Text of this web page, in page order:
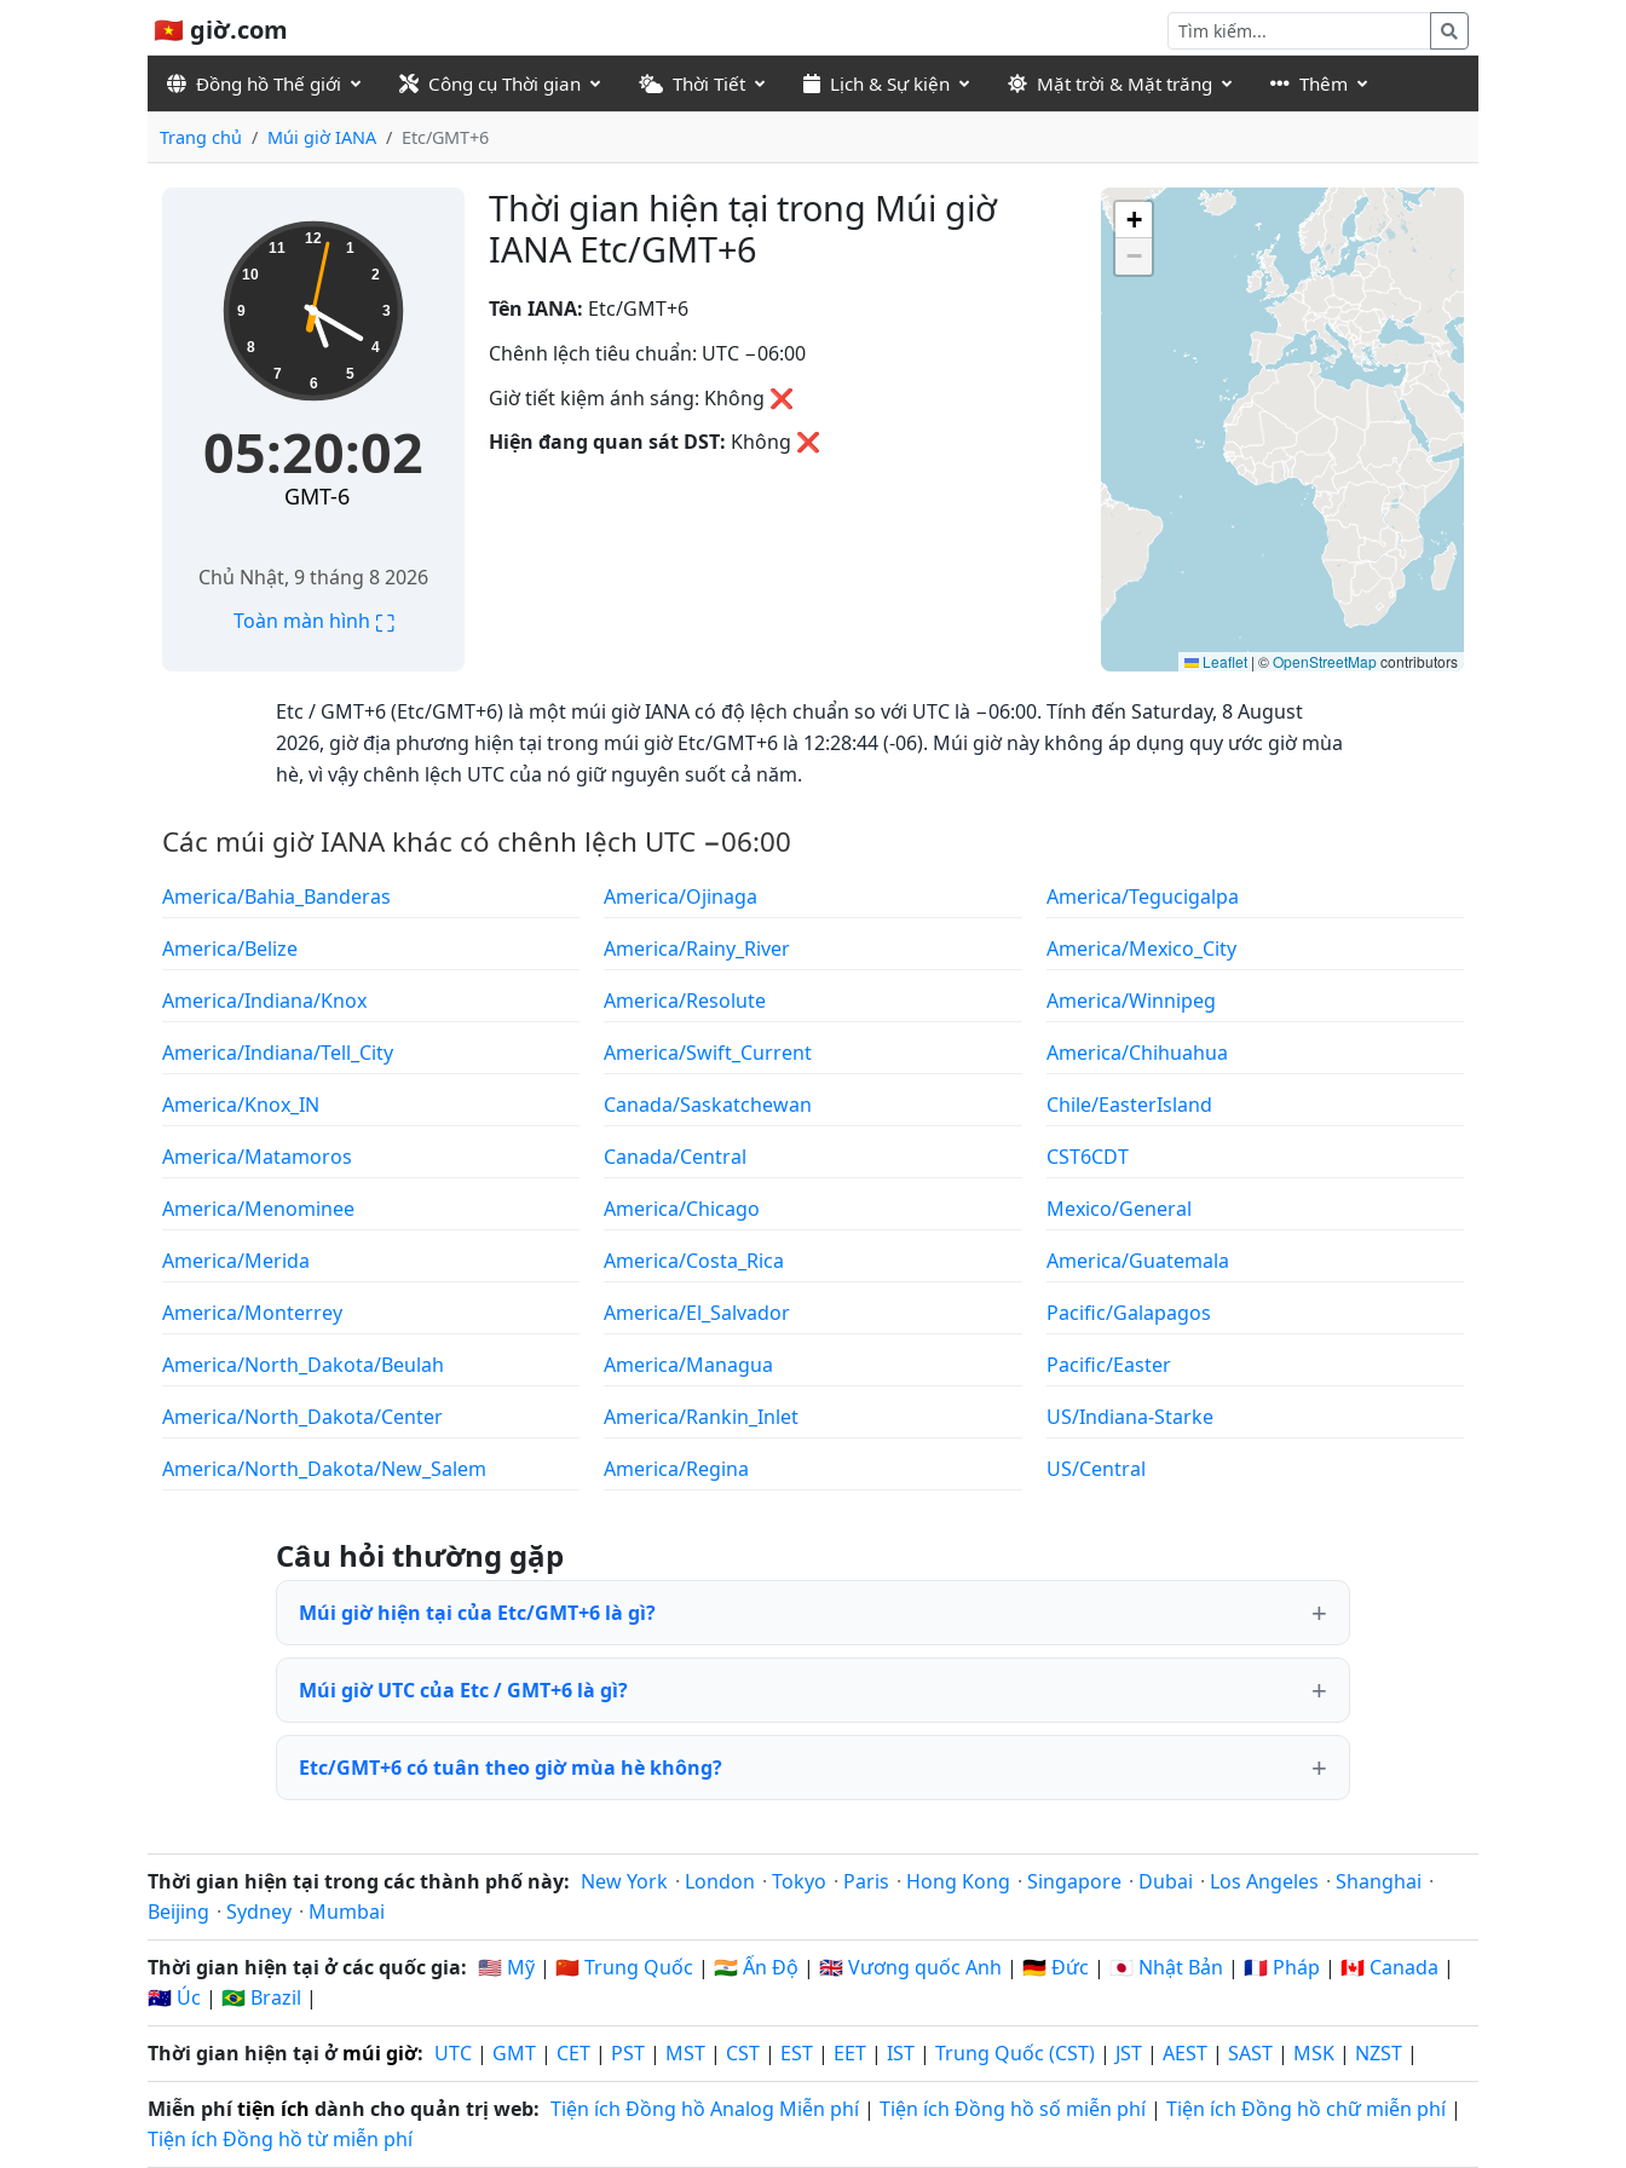
🇻🇳 giờ.com
Đồng hồ Thế giới Công cụ Thời gian Thời Tiết Lịch & Sự kiện Mặt trời & Mặt trăng Thêm
Trang chủ Múi giờ IANA Etc/GMT+6
Thời gian hiện tại trong Múi giờ
IANA Etc/GMT+6
05:20:02 12
1
2
3
4
5
6
7
8
9
10
11
05:20:02
GMT-6
Chủ Nhật, 9 tháng 8 2026
Toàn màn hình ⛶
Tên IANA: Etc/GMT+6
Chênh lệch tiêu chuẩn: UTC −06:00
Giờ tiết kiệm ánh sáng: Không ❌
Hiện đang quan sát DST: Không ❌
+
−
Leaflet | ©OpenStreetMapcontributors
Etc / GMT+6 (Etc/GMT+6) là một múi giờ IANA có độ lệch chuẩn so với UTC là −06:00. Tính đến Saturday, 8 August
2026, giờ địa phương hiện tại trong múi giờ Etc/GMT+6 là 12:28:44 (-06). Múi giờ này không áp dụng quy ước giờ mùa
hè, vì vậy chênh lệch UTC của nó giữ nguyên suốt cả năm.
Các múi giờ IANA khác có chênh lệch UTC −06:00
America/Bahia_Banderas
America/Belize
America/Indiana/Knox
America/Indiana/Tell_City
America/Knox_IN
America/Matamoros
America/Menominee
America/Merida
America/Monterrey
America/North_Dakota/Beulah
America/North_Dakota/Center
America/North_Dakota/New_Salem
America/Ojinaga
America/Rainy_River
America/Resolute
America/Swift_Current
Canada/Saskatchewan
Canada/Central
America/Chicago
America/Costa_Rica
America/El_Salvador
America/Managua
America/Rankin_Inlet
America/Regina
America/Tegucigalpa
America/Mexico_City
America/Winnipeg
America/Chihuahua
Chile/EasterIsland
CST6CDT
Mexico/General
America/Guatemala
Pacific/Galapagos
Pacific/Easter
US/Indiana-Starke
US/Central
Câu hỏi thường gặp
Múi giờ hiện tại của Etc/GMT+6 là gì?
Múi giờ UTC của Etc / GMT+6 là gì?
Etc/GMT+6 có tuân theo giờ mùa hè không?
Thời gian hiện tại trong các thành phố này: New York · London · Tokyo · Paris · Hong Kong · Singapore · Dubai · Los Angeles · Shanghai ·
Beijing · Sydney · Mumbai
Thời gian hiện tại ở các quốc gia: 🇺🇸 Mỹ | 🇨🇳 Trung Quốc | 🇮🇳 Ấn Độ | 🇬🇧 Vương quốc Anh | 🇩🇪 Đức | 🇯🇵 Nhật Bản | 🇫🇷 Pháp | 🇨🇦 Canada |
🇦🇺 Úc | 🇧🇷 Brazil |
Thời gian hiện tại ởmúi giờ: UTC | GMT | CET | PST | MST | CST | EST | EET | IST | Trung Quốc (CST) | JST | AEST | SAST | MSK | NZST |
Miễn phítiện ích dành cho quản trị web: Tiện ích Đồng hồ Analog Miễn phí| Tiện ích Đồng hồ số miễn phí| Tiện ích Đồng hồ chữ miễn phí|
Tiện ích Đồng hồ từ miễn phí